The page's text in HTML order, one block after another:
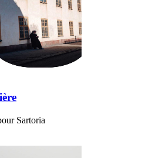
Sartoria